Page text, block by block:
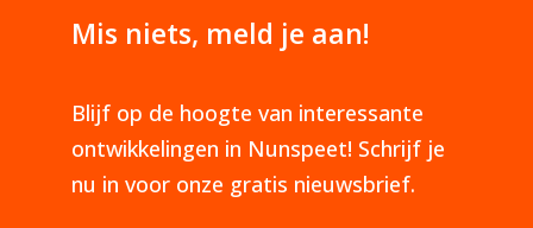
Mis niets, meld je aan!
Blijf op de hoogte van interessante
ontwikkelingen in Nunspeet! Schrijf je
nu in voor onze gratis nieuwsbrief.